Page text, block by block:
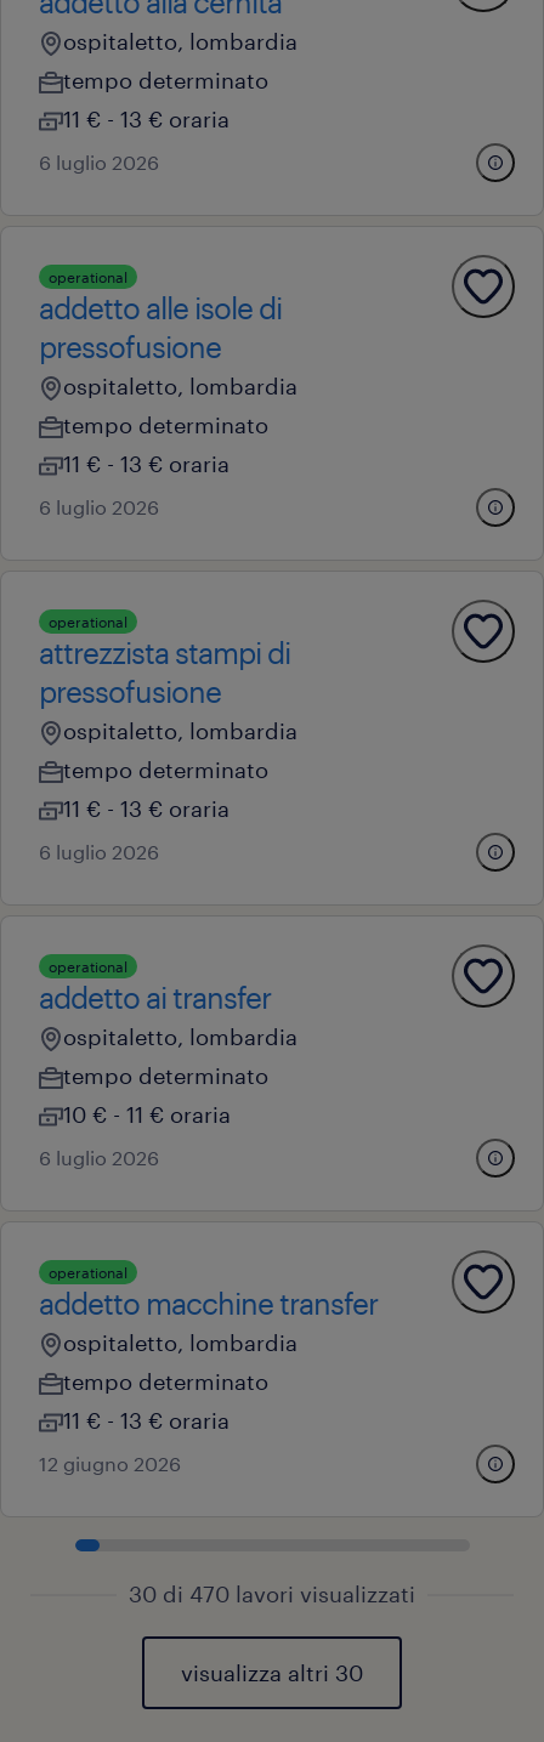
ospitaletto, lombardia
tempo determinato
11 € - 13 € oraria
6 luglio 2026
operational
addetto alle isole di
pressofusione
ospitaletto, lombardia
tempo determinato
11 € - 13 € oraria
6 luglio 2026
operational
attrezzista stampi di
pressofusione
ospitaletto, lombardia
tempo determinato
11 € - 13 € oraria
6 luglio 2026
operational
addetto ai transfer
ospitaletto, lombardia
tempo determinato
10 € - 11 € oraria
6 luglio 2026
operational
addetto macchine transfer
ospitaletto, lombardia
tempo determinato
11 € - 13 € oraria
12 giugno 2026
30 di 470 lavori visualizzati
visualizza altri 30